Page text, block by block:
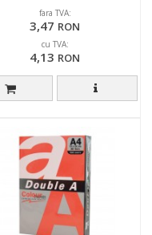
fara TVA:
3,47 RON
cu TVA:
4,13 RON